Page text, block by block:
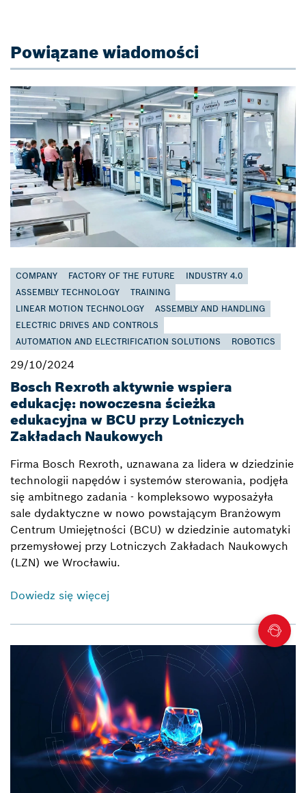
Powiązane wiadomości
COMPANY FACTORY OF THE FUTURE
INDUSTRY 4.0
ASSEMBLY TECHNOLOGY
TRAINING
LINEAR MOTION TECHNOLOGY
ASSEMBLY AND HANDLING
ELECTRIC DRIVES AND CONTROLS
AUTOMATION AND ELECTRIFICATION SOLUTIONS
ROBOTICS
29/10/2024
Bosch Rexroth aktywnie wspiera
edukację: nowoczesna ścieżka
edukacyjna w BCU przy Lotniczych
Zakładach Naukowych
Firma Bosch Rexroth, uznawana za lidera w dziedzinie
technologii napędów i systemów sterowania, podjęła
się ambitnego zadania - kompleksowo wyposażyła
sale dydaktyczne w nowo powstającym Branżowym
Centrum Umiejętności (BCU) w dziedzinie automatyki
przemysłowej przy Lotniczych Zakładach Naukowych
(LZN) we Wrocławiu.
Dowiedz się więcej